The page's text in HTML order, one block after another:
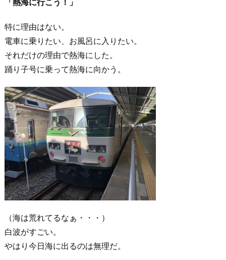
特に理由はない。
電車に乗りたい、お風呂に入りたい。
それだけの理由で熱海にした。
踊り子号に乗って熱海に向かう。
（海は荒れてるなぁ・・・）
白波がすごい。
やはり今日海に出るのは無理だ。